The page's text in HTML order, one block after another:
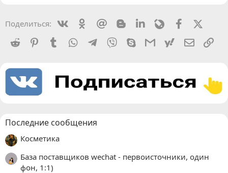
Поделиться: VkontakteOdnoklassniki
Mail.ru BloggerLinkedinLivejournalFacebook
Reddit
PinterestTumblr WhatsAppTelegram
Viber SkypeGmailyahoomail
Последние сообщения
Косметика
База поставщиков wechat - первоисточники, один
фон, 1:1)